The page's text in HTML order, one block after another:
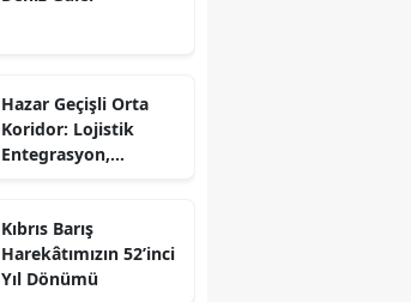
Hazar Geçişli Orta
Koridor: Lojistik
Entegrasyon,
Karşısında Rekabet
Gücü
Kıbrıs Barış
Harekâtımızın 52’inci
Yıl Dönümü